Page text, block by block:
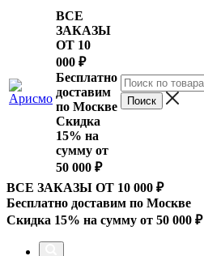
ВСЕ
ЗАКАЗЫ
ОТ 10
000 ₽
Бесплатно
доставим
по Москве
Скидка
15% на
сумму от
50 000 ₽
ВСЕ ЗАКАЗЫ ОТ 10 000 ₽
Бесплатно доставим по Москве
Скидка 15% на сумму от 50 000 ₽